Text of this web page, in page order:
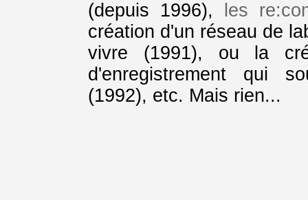
(depuis 1996),
les
création d'un réseau de
vivre (1991), ou la
d'enregistrement qui
(1992), etc. Mais rien...